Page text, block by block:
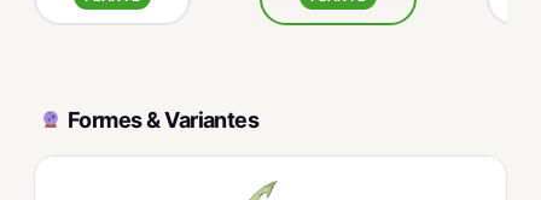
Formes & Variantes